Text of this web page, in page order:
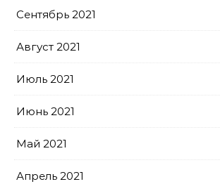
Сентябрь 2021
Август 2021
Июль 2021
Июнь 2021
Май 2021
Апрель 2021